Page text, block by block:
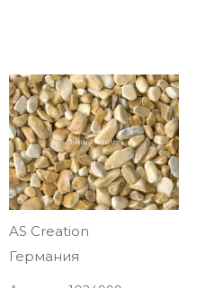
AS Creation
Германия